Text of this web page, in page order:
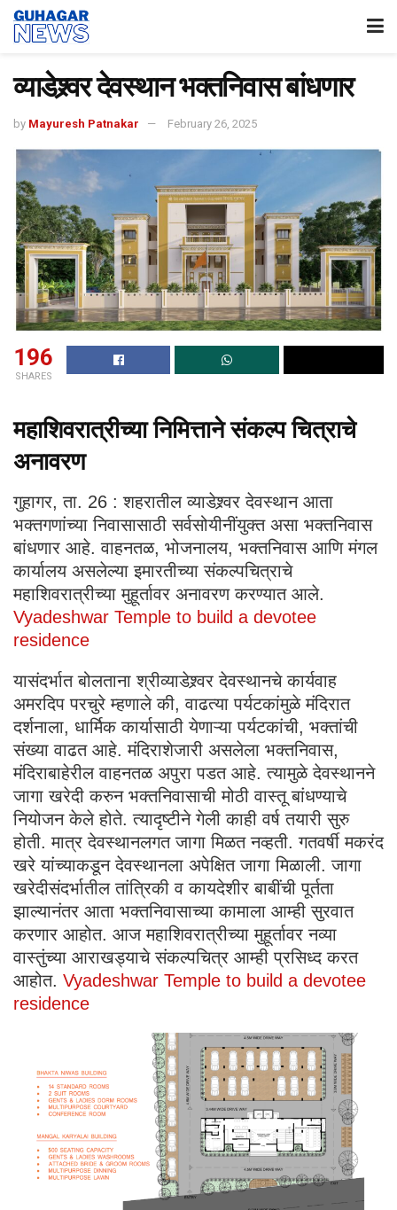
व्याडेश्र्वर देवस्थान भक्तनिवास बांधणार
by Mayuresh Patnakar February 26, 2025
196
SHARES
महाशिवरात्रीच्या निमित्ताने संकल्प चित्राचे
अनावरण
गुहागर, ता. 26 : शहरातील व्याडेश्र्वर देवस्थान आता
भक्तगणांच्या निवासासाठी सर्वसोयीनींयुक्त असा भक्तनिवास
बांधणार आहे. वाहनतळ, भोजनालय, भक्तनिवास आणि मंगल
कार्यालय असलेल्या इमारतीच्या संकल्पचित्राचे
महाशिवरात्रीच्या मुहूर्तावर अनावरण करण्यात आले.
Vyadeshwar Temple to build a devotee
residence
यासंदर्भात बोलताना श्रीव्याडेश्र्वर देवस्थानचे कार्यवाह
अमरदिप परचुरे म्हणाले की, वाढत्या पर्यटकांमुळे मंदिरात
दर्शनाला, धार्मिक कार्यासाठी येणाऱ्या पर्यटकांची, भक्तांची
संख्या वाढत आहे. मंदिराशेजारी असलेला भक्तनिवास,
मंदिराबाहेरील वाहनतळ अपुरा पडत आहे. त्यामुळे देवस्थानने
जागा खरेदी करुन भक्तनिवासाची मोठी वास्तू बांधण्याचे
नियोजन केले होते. त्यादृष्टीने गेली काही वर्ष तयारी सुरु
होती. मात्र देवस्थानलगत जागा मिळत नव्हती. गतवर्षी मकरंद
खरे यांच्याकडून देवस्थानला अपेक्षित जागा मिळाली. जागा
खरेदीसंदर्भातील तांत्रिकी व कायदेशीर बाबींची पूर्तता
झाल्यानंतर आता भक्तनिवासाच्या कामाला आम्ही सुरवात
करणार आहोत. आज महाशिवरात्रीच्या मुहूर्तावर नव्या
वास्तुंच्या आराखड्याचे संकल्पचित्र आम्ही प्रसिध्द करत
आहोत. Vyadeshwar Temple to build a devotee
residence